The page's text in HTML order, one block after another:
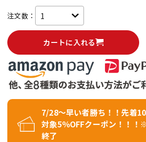
注文数：
カートに入れる
7/28～早い者勝ち！！先着
対象5％OFFクーポン！！！
終了